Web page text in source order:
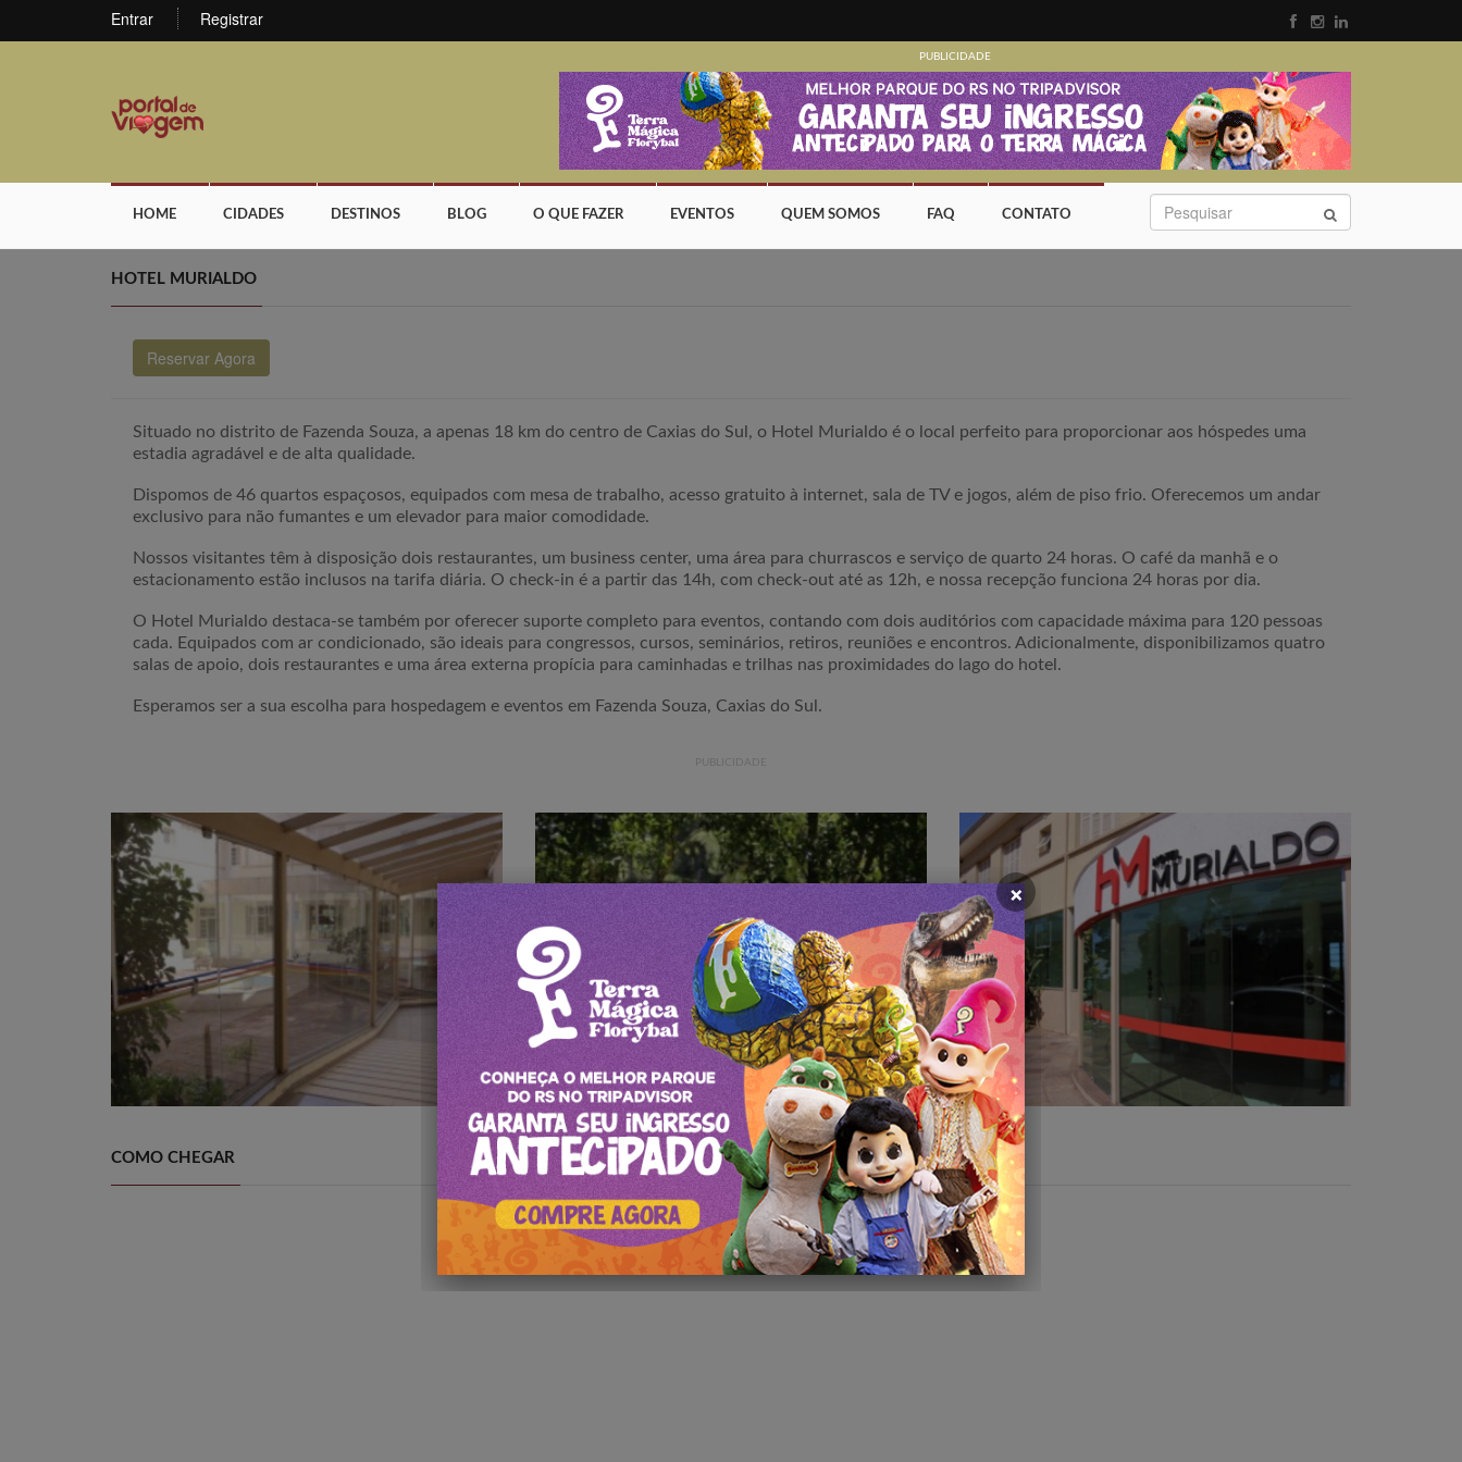
Entrar Registrar
PUBLICIDADE
HOME CIDADES DESTINOS BLOG O QUE FAZER EVENTOS QUEM SOMOS FAQ CONTATO
HOTEL MURIALDO
Reservar Agora
Situado no distrito de Fazenda Souza, a apenas 18 km do centro de Caxias do Sul, o Hotel Murialdo é o local perfeito para proporcionar aos hóspedes uma
estadia agradável e de alta qualidade.
Dispomos de 46 quartos espaçosos, equipados com mesa de trabalho, acesso gratuito à internet, sala de TV e jogos, além de piso frio. Oferecemos um andar
exclusivo para não fumantes e um elevador para maior comodidade.
Nossos visitantes têm à disposição dois restaurantes, um business center, uma área para churrascos e serviço de quarto 24 horas. O café da manhã e o
estacionamento estão inclusos na tarifa diária. O check-in é a partir das 14h, com check-out até as 12h, e nossa recepção funciona 24 horas por dia.
O Hotel Murialdo destaca-se também por oferecer suporte completo para eventos, contando com dois auditórios com capacidade máxima para 120 pessoas
cada. Equipados com ar condicionado, são ideais para congressos, cursos, seminários, retiros, reuniões e encontros. Adicionalmente, disponibilizamos quatro
salas de apoio, dois restaurantes e uma área externa propícia para caminhadas e trilhas nas proximidades do lago do hotel.
Esperamos ser a sua escolha para hospedagem e eventos em Fazenda Souza, Caxias do Sul.
PUBLICIDADE
COMO CHEGAR
×